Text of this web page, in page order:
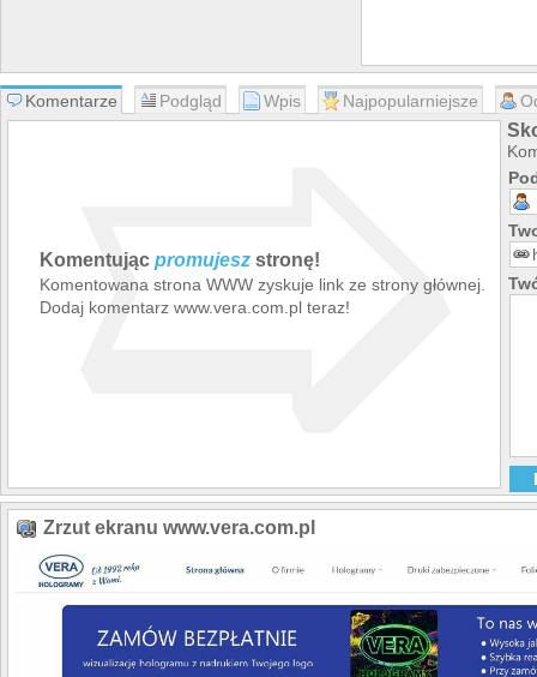
Komentarze Podgląd Wpis Najpopularniejsze
Komentując promujesz stronę!
Komentowana strona WWW zyskuje link ze strony głównej.
Dodaj komentarz www.vera.com.pl teraz!
➯
Zrzut ekranu www.vera.com.pl